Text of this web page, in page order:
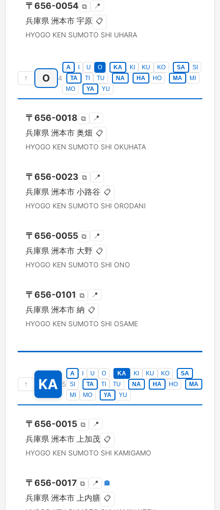
〒656-0054 ⧉ 📍
兵庫県 洲本市 宇原 📋
HYOGO KEN SUMOTO SHI UHARA
↑ O 4
A U O KA KI KU KO SA
SI
TA
TI TU NA HA HO MA
MI
MO
YA YU
〒656-0018 ⧉ 📍
兵庫県 洲本市 奥畑 📋
HYOGO KEN SUMOTO SHI OKUHATA
〒656-0023 ⧉ 📍
兵庫県 洲本市 小路谷 📋
HYOGO KEN SUMOTO SHI ORODANI
〒656-0055 ⧉ 📍
兵庫県 洲本市 大野 📋
HYOGO KEN SUMOTO SHI ONO
〒656-0101 ⧉ 📍
兵庫県 洲本市 納 📋
HYOGO KEN SUMOTO SHI OSAME
↑ KA 5
A U O KA KI KU KO
SA
SI
TA TI TU NA HA HO
MA
MI
MO YA YU
〒656-0015 ⧉ 📍
兵庫県 洲本市 上加茂 📋
HYOGO KEN SUMOTO SHI KAMIGAMO
〒656-0017 ⧉ 📍 🏣
兵庫県 洲本市 上内膳 📋